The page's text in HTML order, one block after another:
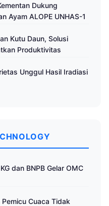
Dukung
Ayam ALOPE UNHAS-1
Kutu Daun, Solusi
Produktivitas
Unggul Hasil Iradiasi
dan BNPB Gelar OMC
Cuaca Tidak